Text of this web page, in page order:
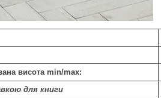
висота min/max:
для книги